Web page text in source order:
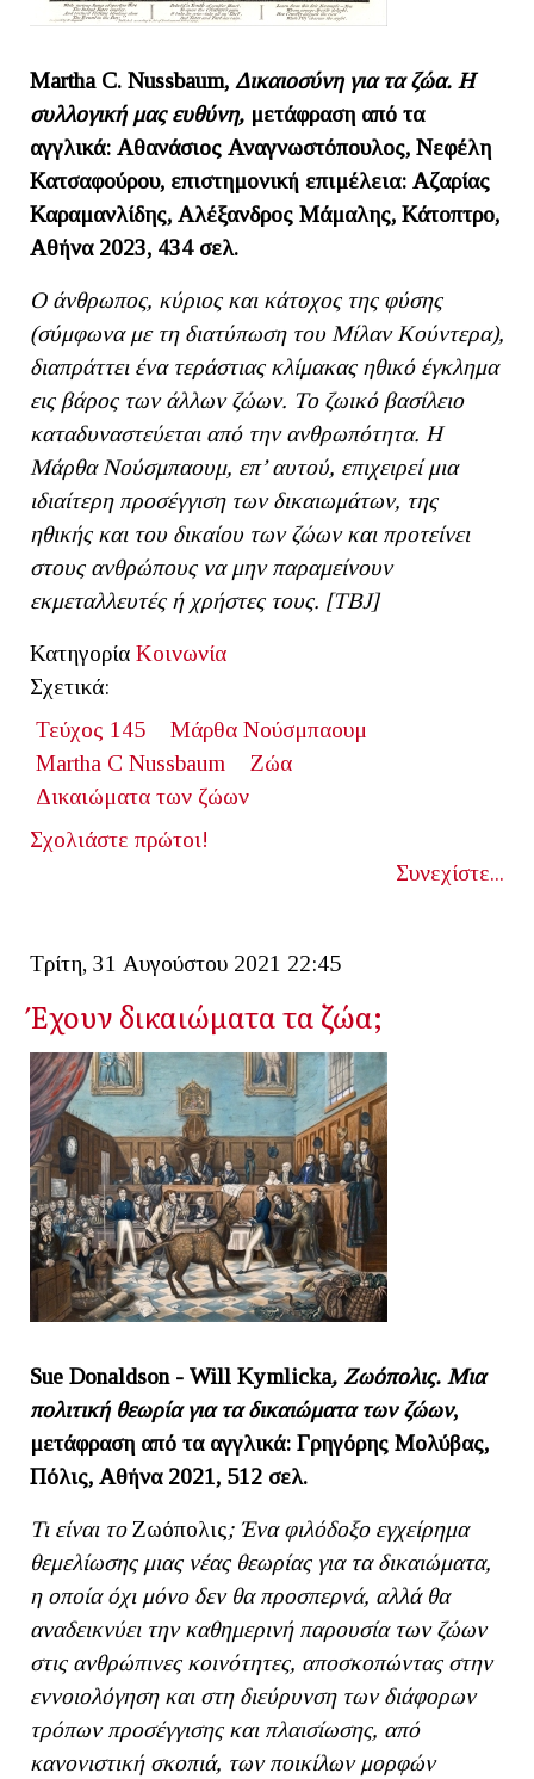
Martha C. Nussbaum, Δικαιοσύνη για τα ζώα. Η
συλλογική μας ευθύνη, μετάφραση από τα
αγγλικά: Αθανάσιος Αναγνωστόπουλος, Νεφέλη
Κατσαφούρου, επιστημονική επιμέλεια: Αζαρίας
Καραμανλίδης, Αλέξανδρος Μάμαλης, Κάτοπτρο,
Αθήνα 2023, 434 σελ.
Ο άνθρωπος, κύριος και κάτοχος της φύσης
(σύμφωνα με τη διατύπωση του Μίλαν Κούντερα),
διαπράττει ένα τεράστιας κλίμακας ηθικό έγκλημα
εις βάρος των άλλων ζώων. Το ζωικό βασίλειο
καταδυναστεύεται από την ανθρωπότητα. Η
Μάρθα Νούσμπαουμ, επ’ αυτού, επιχειρεί μια
ιδιαίτερη προσέγγιση των δικαιωμάτων, της
ηθικής και του δικαίου των ζώων και προτείνει
στους ανθρώπους να μην παραμείνουν
εκμεταλλευτές ή χρήστες τους. [ΤΒJ]
Κατηγορία Κοινωνία
Σχετικά:
Τεύχος 145
Μάρθα Νούσμπαουμ
Martha C Nussbaum
Ζώα
Δικαιώματα των ζώων
Σχολιάστε πρώτοι!
Συνεχίστε...
Τρίτη, 31 Αυγούστου 2021 22:45
Έχουν δικαιώματα τα ζώα;
Sue Donaldson - Will Kymlicka, Ζωόπολις. Μια
πολιτική θεωρία για τα δικαιώματα των ζώων,
μετάφραση από τα αγγλικά: Γρηγόρης Μολύβας,
Πόλις, Αθήνα 2021, 512 σελ.
Τι είναι τοΖωόπολις; Ένα φιλόδοξο εγχείρημα
θεμελίωσης μιας νέας θεωρίας για τα δικαιώματα,
η οποία όχι μόνο δεν θα προσπερνά, αλλά θα
αναδεικνύει την καθημερινή παρουσία των ζώων
στις ανθρώπινες κοινότητες, αποσκοπώντας στην
εννοιολόγηση και στη διεύρυνση των διάφορων
τρόπων προσέγγισης και πλαισίωσης, από
κανονιστική σκοπιά, των ποικίλων μορφών